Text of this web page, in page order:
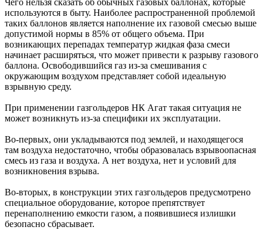
используются в быту. Наиболее распространенной проблемой
таких баллонов является наполнение их газовой смесью выше
допустимой нормы в 85% от общего объема. При
возникающих перепадах температур жидкая фаза смеси
начинает расширяться, что может привести к разрыву газового
баллона. Освободившийся газ из-за смешивания с
окружающим воздухом представляет собой идеальную
взрывную среду.
При применении газгольдеров НК Агат такая ситуация не
может возникнуть из-за специфики их эксплуатации.
Во-первых, они укладываются под землей, и находящегося
там воздуха недостаточно, чтобы образовалась взрывоопасная
смесь из газа и воздуха. А нет воздуха, нет и условий для
возникновения взрыва.
Во-вторых, в конструкции этих газгольдеров предусмотрено
специальное оборудование, которое препятствует
перенаполнению емкости газом, а появившиеся излишки
безопасно сбрасывает.